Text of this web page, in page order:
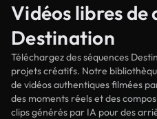
Vidéos libres de
Destination
Téléchargez des séquences
projets créatifs. Notre
de vidéos authentiques filmées
des moments réels et des
clips générés par IA pour des